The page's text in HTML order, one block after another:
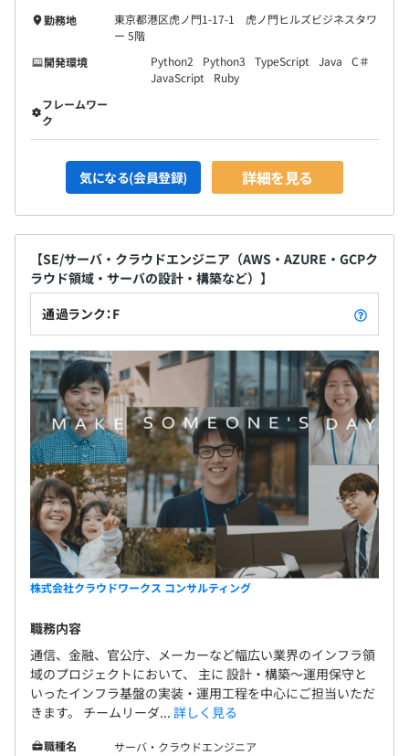
勤務地
東京都港区虎ノ門1-17-1 虎ノ門ヒルズビジネスタワ
ー 5階
開発環境
Python2 Python3 TypeScript Java
C＃
JavaScript
Ruby
フレームワー
ク
気になる(会員登録) 詳細を見る
【SE/サーバ・クラウドエンジニア（AWS・AZURE・GCPク
ラウド領域・サーバの設計・構築など）】
通過ランク：F
株式会社クラウドワークス コンサルティング
職務内容
通信、金融、官公庁、メーカーなど幅広い業界のインフラ領
域のプロジェクトにおいて、 主に 設計・構築〜運用保守と
いったインフラ基盤の実装・運用工程を中心にご担当いただ
きます。 チームリーダ... 詳しく見る
職種名
サーバ・クラウドエンジニア